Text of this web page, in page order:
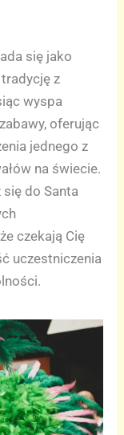
się jako
z
wyspa
oferując
jednego z
na świecie.
do Santa
czekają Cię
uczestniczenia